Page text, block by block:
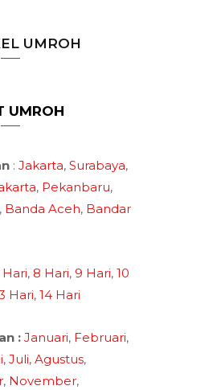
UMROH
UMROH
: Jakarta, Surabaya,
, Pekanbaru,
, Banda Aceh, Bandar
Hari, 8 Hari, 9 Hari, 10
Hari, 14 Hari
: Januari, Februari,
, Juli, Agustus,
, November,